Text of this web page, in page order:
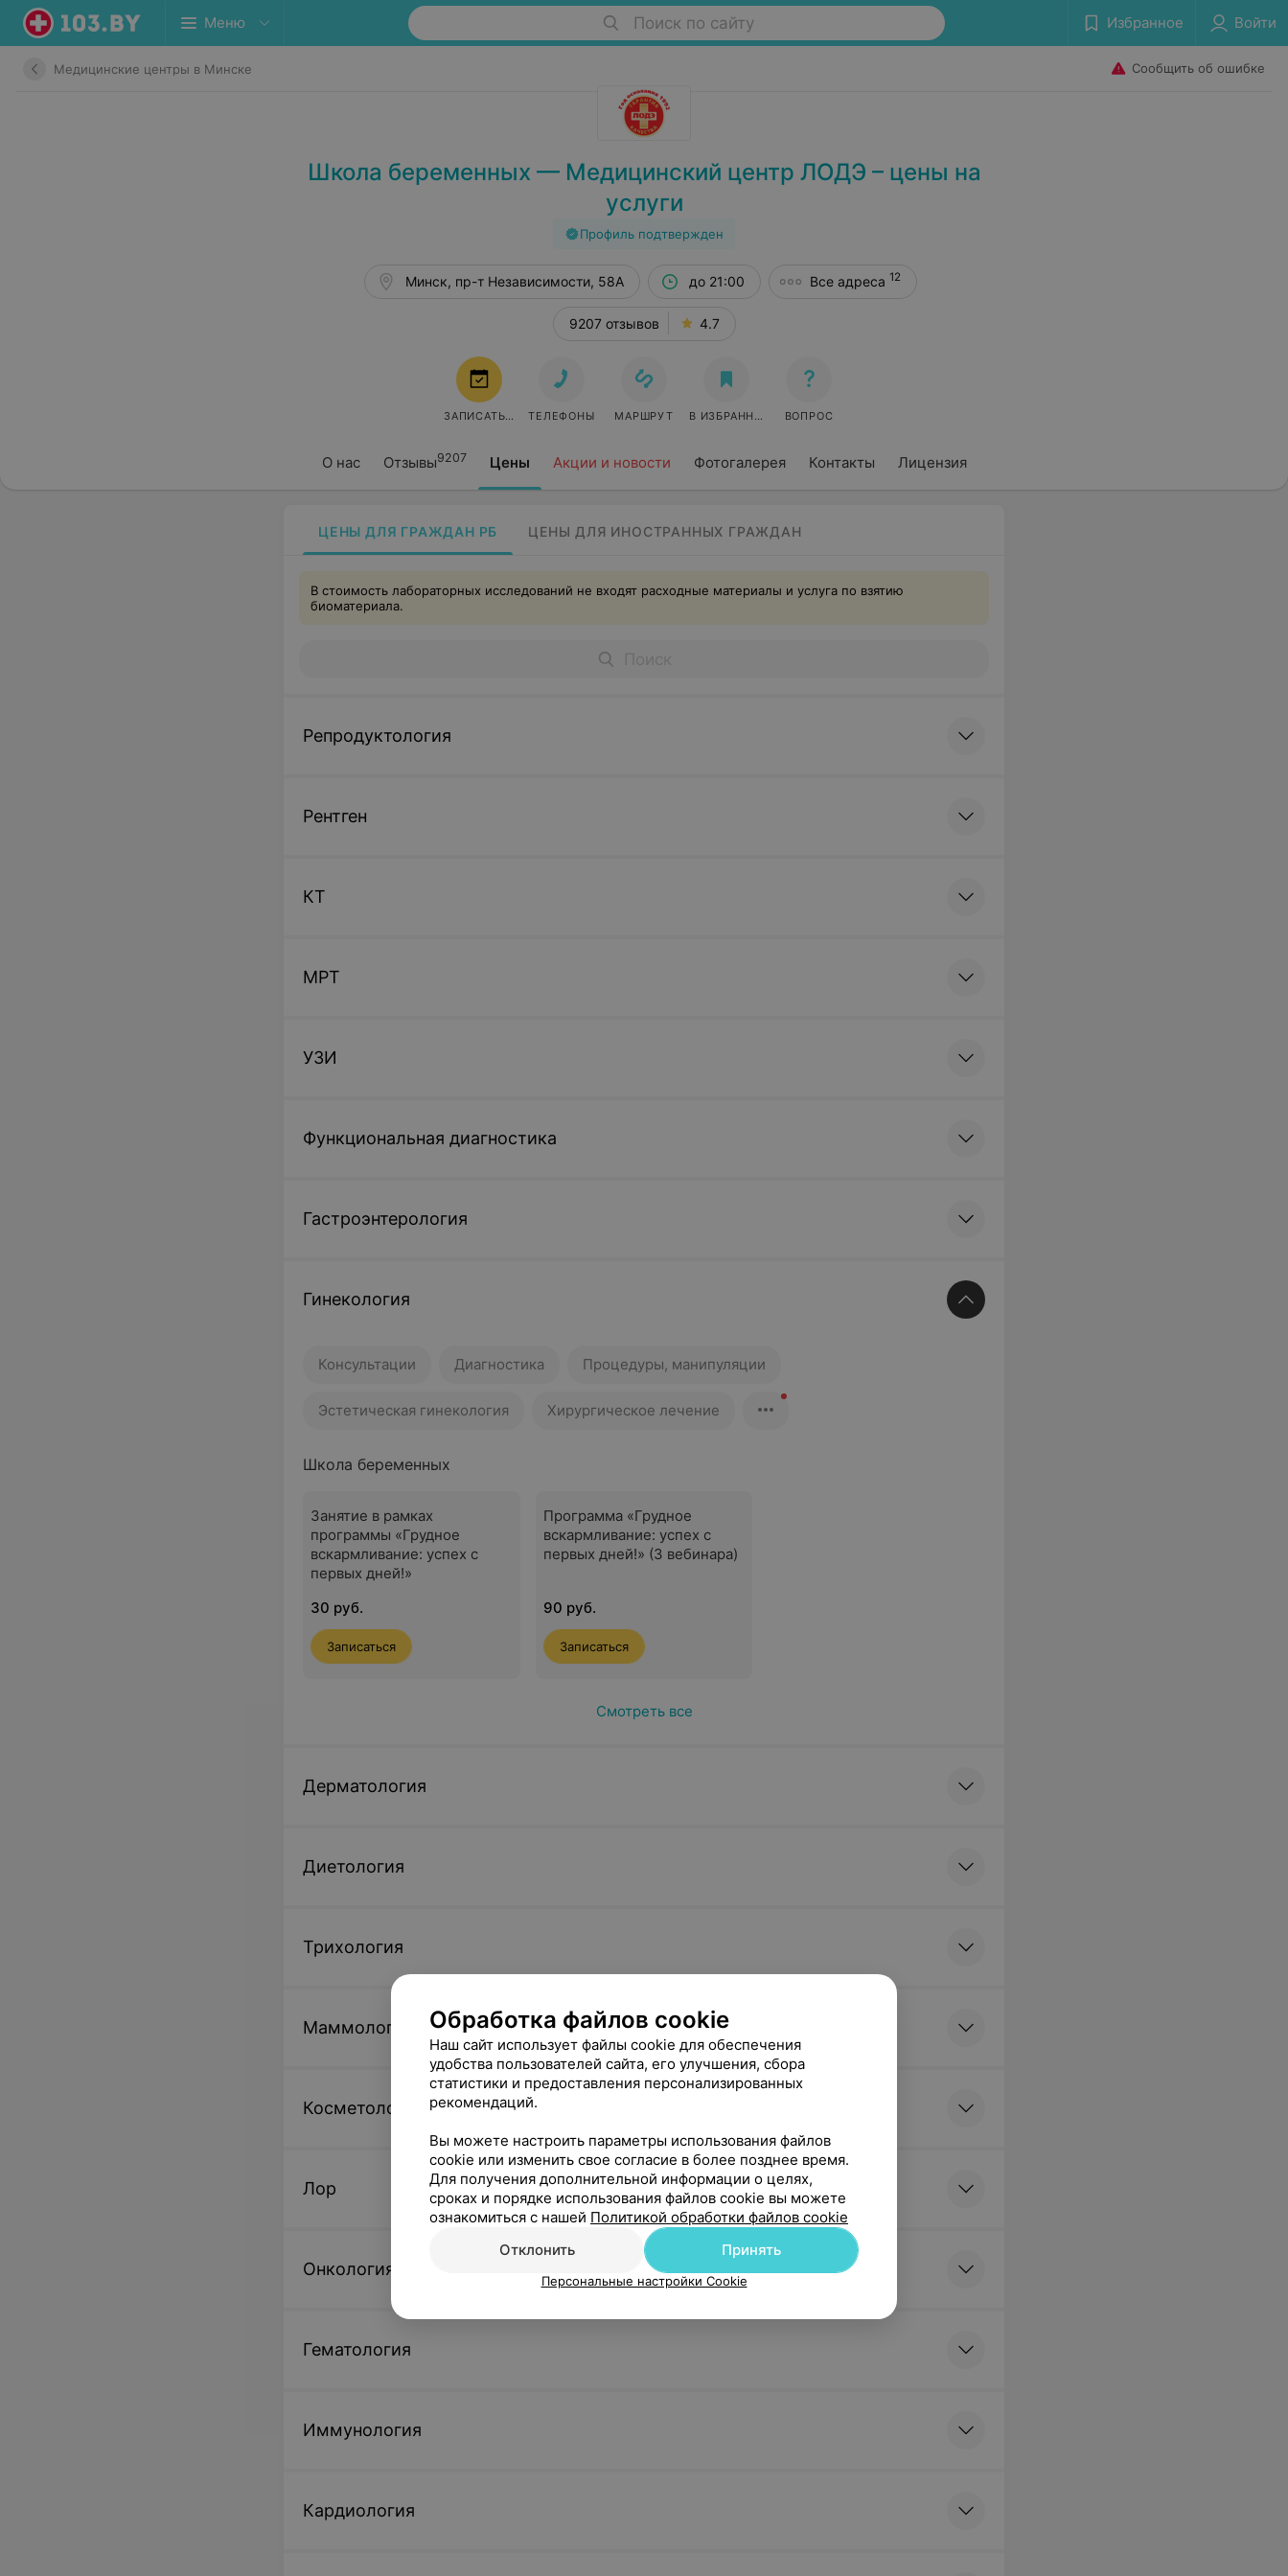
Меню Поиск по сайту Избранное Войти
Медицинские центры в Минске Сообщить об ошибке
Школа беременных — Медицинский центр ЛОДЭ – цены на
услуги
Профиль подтвержден
О нас Отзывы9207 Цены Акции и новости Фотогалерея Контакты Лицензия
Минск, пр-т Независимости, 58А до 21:00 Все адреса 12
9207 отзывов 4.7
ЗАПИСАТЬСЯ ТЕЛЕФОНЫ МАРШРУТ В ИЗБРАННОЕ ВОПРОС
ЦЕНЫ ДЛЯ ГРАЖДАН РБ ЦЕНЫ ДЛЯ ИНОСТРАННЫХ ГРАЖДАН
В стоимость лабораторных исследований не входят расходные материалы и услуга по взятию
биоматериала.
Репродуктология
Рентген
КТ
МРТ
УЗИ
Функциональная диагностика
Гастроэнтерология
Гинекология
Консультации Диагностика Процедуры, манипуляции
Эстетическая гинекология Хирургическое лечение
Школа беременных
Занятие в рамках
программы «Грудное
вскармливание: успех с
первых дней!»
30 руб.
Записаться
Программа «Грудное
вскармливание: успех с
первых дней!» (3 вебинара)
90 руб.
Записаться
Смотреть все
Дерматология
Диетология
Трихология
Маммология
Косметология
Лор
Онкология
Гематология
Иммунология
Кардиология
Обработка файлов cookie
Наш сайт использует файлы cookie для обеспечения
удобства пользователей сайта, его улучшения, сбора
статистики и предоставления персонализированных
рекомендаций.
Вы можете настроить параметры использования файлов
cookie или изменить свое согласие в более позднее время.
Для получения дополнительной информации о целях,
сроках и порядке использования файлов cookie вы можете
ознакомиться с нашей Политикой обработки файлов cookie
Отклонить
Принять
Персональные настройки Cookie